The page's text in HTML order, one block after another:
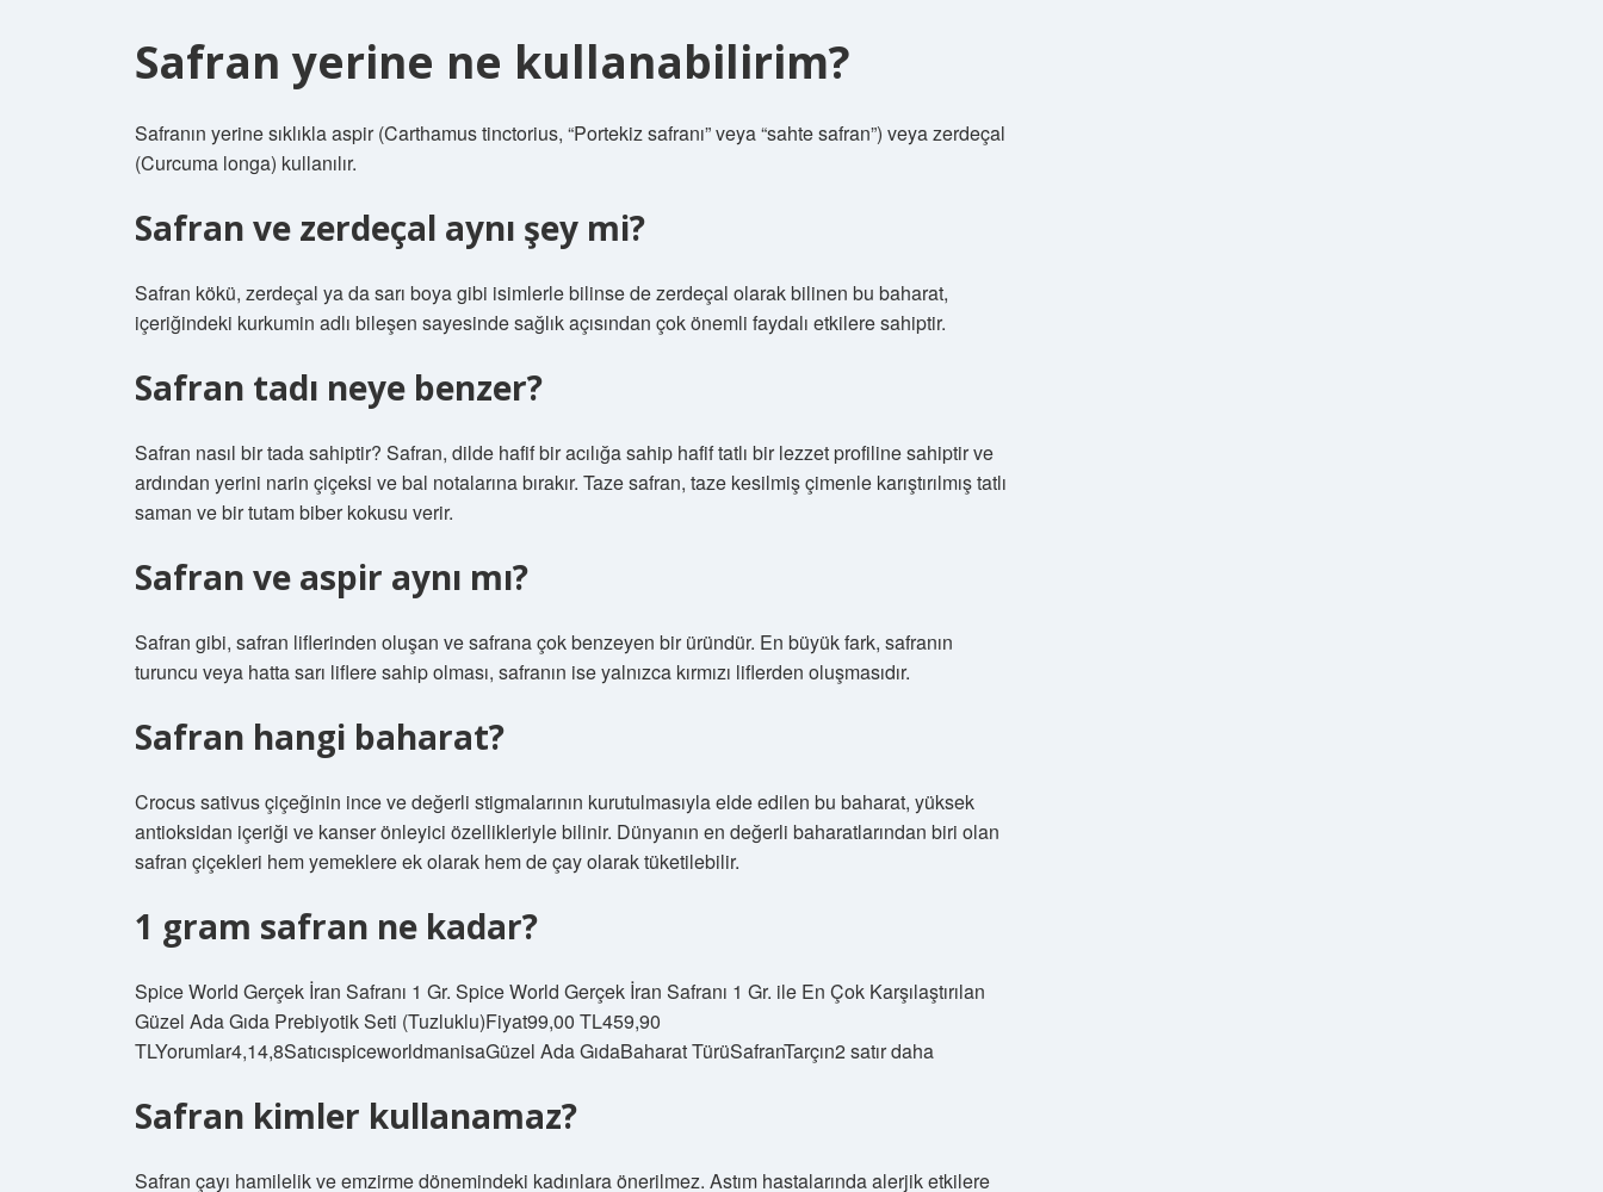
Safran yerine ne kullanabilirim?
Safranın yerine sıklıkla aspir (Carthamus tinctorius, “Portekiz safranı” veya “sahte safran”) veya zerdeçal
(Curcuma longa) kullanılır.
Safran ve zerdeçal aynı şey mi?
Safran kökü, zerdeçal ya da sarı boya gibi isimlerle bilinse de zerdeçal olarak bilinen bu baharat,
içeriğindeki kurkumin adlı bileşen sayesinde sağlık açısından çok önemli faydalı etkilere sahiptir.
Safran tadı neye benzer?
Safran nasıl bir tada sahiptir? Safran, dilde hafif bir acılığa sahip hafif tatlı bir lezzet profiline sahiptir ve
ardından yerini narin çiçeksi ve bal notalarına bırakır. Taze safran, taze kesilmiş çimenle karıştırılmış tatlı
saman ve bir tutam biber kokusu verir.
Safran ve aspir aynı mı?
Safran gibi, safran liflerinden oluşan ve safrana çok benzeyen bir üründür. En büyük fark, safranın
turuncu veya hatta sarı liflere sahip olması, safranın ise yalnızca kırmızı liflerden oluşmasıdır.
Safran hangi baharat?
Crocus sativus çiçeğinin ince ve değerli stigmalarının kurutulmasıyla elde edilen bu baharat, yüksek
antioksidan içeriği ve kanser önleyici özellikleriyle bilinir. Dünyanın en değerli baharatlarından biri olan
safran çiçekleri hem yemeklere ek olarak hem de çay olarak tüketilebilir.
1 gram safran ne kadar?
Spice World Gerçek İran Safranı 1 Gr. Spice World Gerçek İran Safranı 1 Gr. ile En Çok Karşılaştırılan
Güzel Ada Gıda Prebiyotik Seti (Tuzluklu)Fiyat99,00 TL459,90
TLYorumlar4,14,8SatıcıspiceworldmanisaGüzel Ada GıdaBaharat TürüSafranTarçın2 satır daha
Safran kimler kullanamaz?
Safran çayı hamilelik ve emzirme dönemindeki kadınlara önerilmez. Astım hastalarında alerjik etkilere